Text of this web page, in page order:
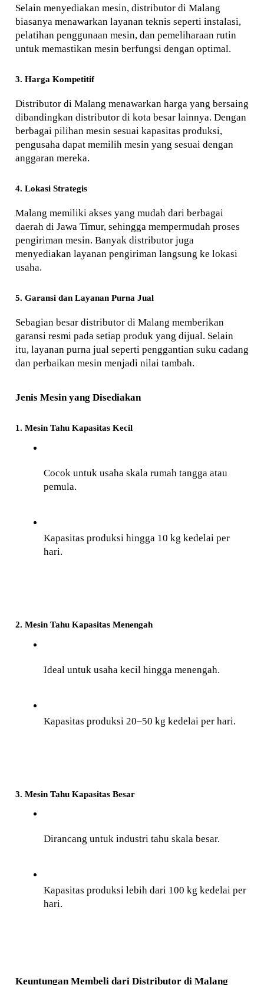
Selain menyediakan mesin, distributor di Malang
biasanya menawarkan layanan teknis seperti instalasi,
pelatihan penggunaan mesin, dan pemeliharaan rutin
untuk memastikan mesin berfungsi dengan optimal.
3. Harga Kompetitif
Distributor di Malang menawarkan harga yang bersaing
dibandingkan distributor di kota besar lainnya. Dengan
berbagai pilihan mesin sesuai kapasitas produksi,
pengusaha dapat memilih mesin yang sesuai dengan
anggaran mereka.
4. Lokasi Strategis
Malang memiliki akses yang mudah dari berbagai
daerah di Jawa Timur, sehingga mempermudah proses
pengiriman mesin. Banyak distributor juga
menyediakan layanan pengiriman langsung ke lokasi
usaha.
5. Garansi dan Layanan Purna Jual
Sebagian besar distributor di Malang memberikan
garansi resmi pada setiap produk yang dijual. Selain
itu, layanan purna jual seperti penggantian suku cadang
dan perbaikan mesin menjadi nilai tambah.
Jenis Mesin yang Disediakan
1. Mesin Tahu Kapasitas Kecil
Cocok untuk usaha skala rumah tangga atau
pemula.
Kapasitas produksi hingga 10 kg kedelai per
hari.
2. Mesin Tahu Kapasitas Menengah
Ideal untuk usaha kecil hingga menengah.
Kapasitas produksi 20–50 kg kedelai per hari.
3. Mesin Tahu Kapasitas Besar
Dirancang untuk industri tahu skala besar.
Kapasitas produksi lebih dari 100 kg kedelai per
hari.
Keuntungan Membeli dari Distributor di Malang